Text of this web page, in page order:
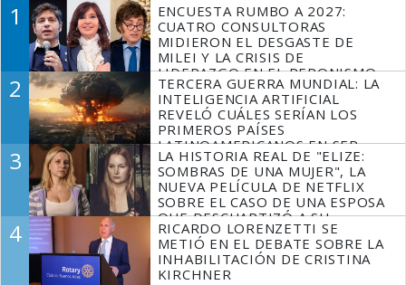
1
ENCUESTA RUMBO A 2027:
CUATRO CONSULTORAS
MIDIERON EL DESGASTE DE
MILEI Y LA CRISIS DE
LIDERAZGO EN EL PERONISMO
2
TERCERA GUERRA MUNDIAL: LA
INTELIGENCIA ARTIFICIAL
REVELÓ CUÁLES SERÍAN LOS
PRIMEROS PAÍSES
LATINOAMERICANOS EN SER
DERROTADOS
3
LA HISTORIA REAL DE "ELIZE:
SOMBRAS DE UNA MUJER", LA
NUEVA PELÍCULA DE NETFLIX
SOBRE EL CASO DE UNA ESPOSA
QUE DESCUARTIZÓ A SU
MARIDO
4
RICARDO LORENZETTI SE
METIÓ EN EL DEBATE SOBRE LA
INHABILITACIÓN DE CRISTINA
KIRCHNER